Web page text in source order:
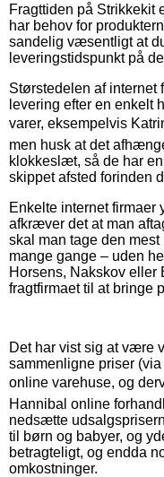
Fragttiden på Strikkekit
har behov for
sandelig væsentligt at
leveringstidspunkt på
Størstedelen af internet
levering efter en enkelt
varer, eksempelvis
men husk at det
klokkeslæt, så de har
skippet afsted forinden
Enkelte internet firmaer
afkræver det at man
skal man tage den
mange gange – uden
Horsens, Nakskov
fragtfirmaet til at bringe
Det har vist sig at være
sammenligne priser
online varehuse, og
Hannibal online
nedsætte
til børn og babyer, og
betragteligt, og endda
omkostninger.